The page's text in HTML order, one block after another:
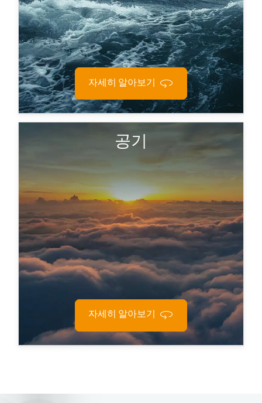
자세히 알아보기
공기
자세히 알아보기
항공용 C4ISR 시스템에는 지속적인 진동과 고도 변
화로 인한 스트레스를 견디면서도 가볍고 공간 효율
적인 솔루션이 필요합니다. 항공기 항공전자 장비와
무인 항공 시스템에서는 어떠한 오류도 용납되지 않